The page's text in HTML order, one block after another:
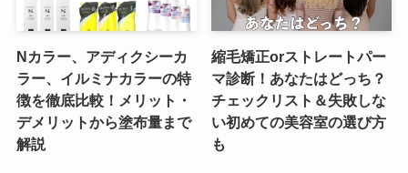
Nカラー、アディクシーカ
ラー、イルミナカラーの特
徴を徹底比較！メリット・
デメリットから塗布量まで
解説
縮毛矯正orストレートパー
マ診断！あなたはどっち？
チェックリスト＆失敗しな
い初めての美容室の選び方
も